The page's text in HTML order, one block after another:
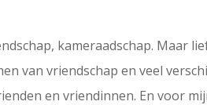
kameraadschap. Maar
van vriendschap en veel
en vriendinnen. En voor